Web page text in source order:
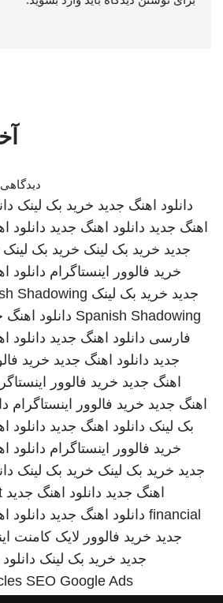
دانلود اهنگ جدید خرید بک لینک
اهنگ جدید دانلود اهنگ جدید دانلود
جدید خرید بک لینک خرید بک لینک
خرید فالوور اینستاگرام دانلود
جدید خرید بک لینک Shadowing
Spanish Shadowing دانلود اهنگ
فارسی دانلود اهنگ جدید دانلود
جدید دانلود اهنگ جدید خرید
اهنگ جدید خرید فالوور
اهنگ جدید خرید فالوور اینستاگرام
بک لینک دانلود اهنگ جدید دانلود
خرید فالوور اینستاگرام دانلود
جدید خرید بک لینک خرید بک لینک
اهنگ جدید دانلود اهنگ جدید
financial دانلود اهنگ جدید دانلود
جدید خرید فالوور لایک کامنت
جدید خرید بک لینک
SEO Google Ads